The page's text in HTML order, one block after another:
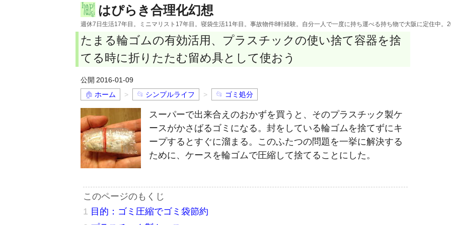
はぴらき合理化幻想
週休7日生活17年目。ミニマリスト17年目。寝袋生活11年目。事故物件8軒経験。自分一人で一度に持ち運べる持ち物で大阪に定住中。
たまる輪ゴムの有効活用、プラスチックの使い捨て容器を捨
てる時に折りたたむ留め具として使おう
2016-01-09
ホーム
シンプルライフ ゴミ処分
スーパーで出来合えのおかずを買うと、そのプラスチック製ケ
ースがかさばるゴミになる。封をしている輪ゴムを捨てずにキ
ープするとすぐに溜まる。このふたつの問題を一挙に解決する
ために、ケースを輪ゴムで圧縮して捨てることにした。
目的：ゴミ圧縮でゴミ袋節約